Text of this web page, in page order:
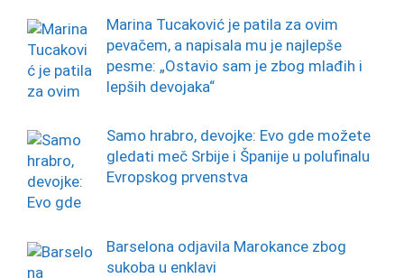
Marina Tucaković je patila za ovim
pevačem, a napisala mu je najlepše
pesme: „Ostavio sam je zbog mlađih i
lepših devojaka“
Samo hrabro, devojke: Evo gde možete
gledati meč Srbije i Španije u polufinalu
Evropskog prvenstva
Barselona odjavila Marokance zbog
sukoba u enklavi